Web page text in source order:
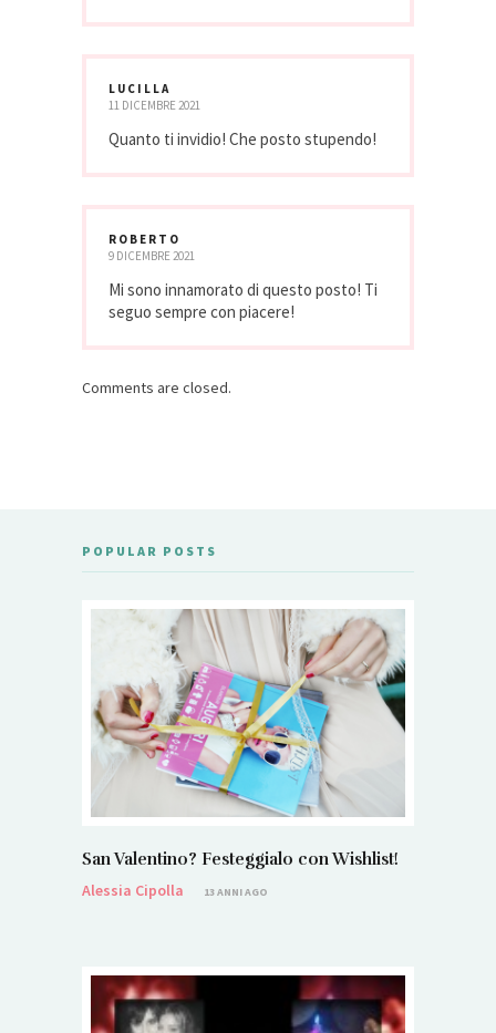
LUCILLA
11 DICEMBRE 2021
Quanto ti invidio! Che posto stupendo!
ROBERTO
9 DICEMBRE 2021
Mi sono innamorato di questo posto! Ti
seguo sempre con piacere!
Comments are closed.
POPULAR POSTS
San Valentino? Festeggialo con Wishlist!
Alessia Cipolla
13 ANNI AGO